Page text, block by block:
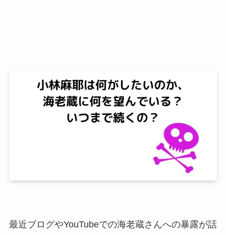
最近ブログやYouTubeでの海老蔵さんへの暴露が話